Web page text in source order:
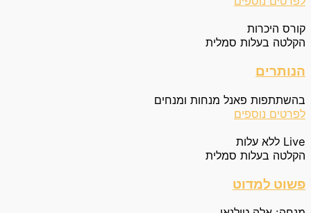
קורס היכרות
הקלטה בעלות סמלית
הנותרים
בהשתתפות פאנל מנחות ומנחים
לפרטים נוספים
Live ללא עלות
הקלטה בעלות סמלית
פשוט למדוט